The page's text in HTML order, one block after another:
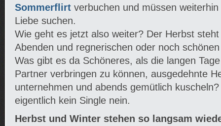
Sommerflirt verbuchen und müssen
Liebe suchen.
Wie geht es jetzt also weiter? Der Herbst
Abenden und regnerischen oder noch
Was gibt es da Schöneres, als die langen
Partner verbringen zu können, ausgedehnte
unternehmen und abends gemütlich
eigentlich kein Single nein.
Herbst und Winter stehen so langsam